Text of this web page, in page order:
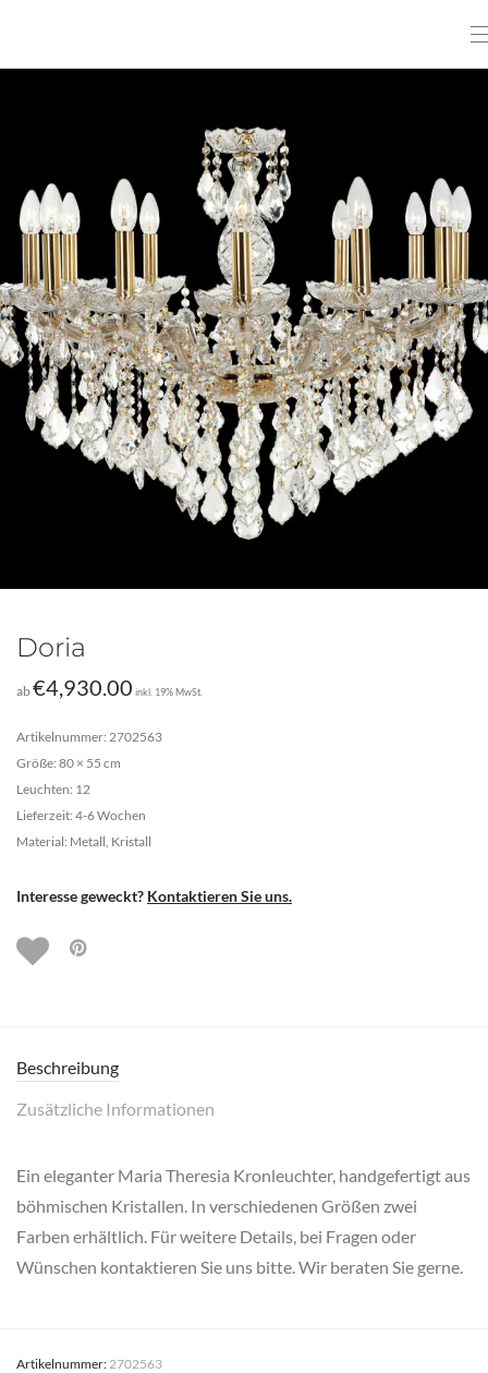
Doria
ab€4,930.00 inkl. 19% MwSt.
Artikelnummer: 2702563
Größe: 80 × 55 cm
Leuchten: 12
Lieferzeit: 4-6 Wochen
Material: Metall, Kristall
Interesse geweckt? Kontaktieren Sie uns.
Beschreibung
Zusätzliche Informationen
Ein eleganter Maria Theresia Kronleuchter, handgefertigt aus
böhmischen Kristallen. In verschiedenen Größen zwei
Farben erhältlich. Für weitere Details, bei Fragen oder
Wünschen kontaktieren Sie uns bitte. Wir beraten Sie gerne.
Artikelnummer:2702563